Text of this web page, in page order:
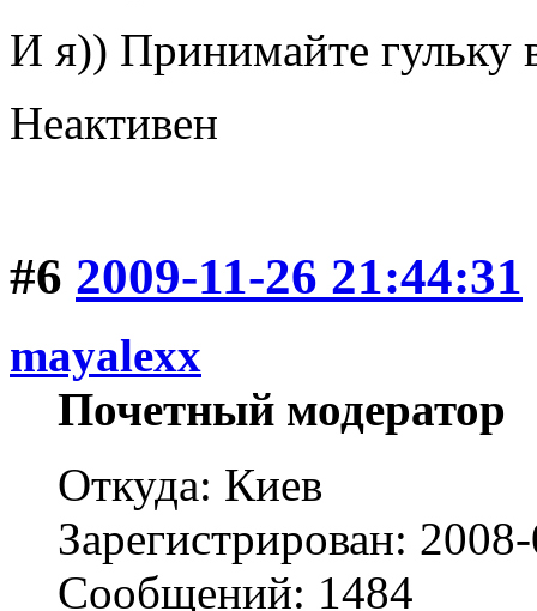
И я)) Принимайте гульку
Неактивен
#6 2009-11-26 21:44:31
mayalexx
Почетный модератор
Откуда: Киев
Зарегистрирован:
Сообщений: 1484